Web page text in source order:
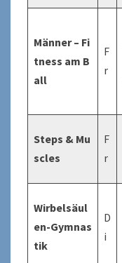
Männer – Fi
tness am B
all
F
r
Steps & Mu
scles
F
r
Wirbelsäul
en-Gymnas
tik
D
i